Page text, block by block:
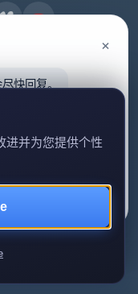
，为企业提供数字
案。我们的使命是
。
×
快回复。
进并为您提供个性